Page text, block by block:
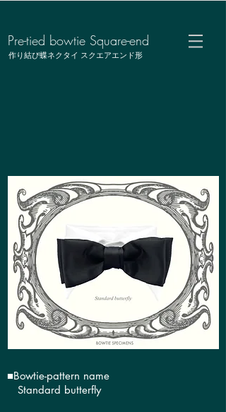
Pre-tied bowtie Square-end
作り結び蝶ネクタイ スクエアエンド形
■Bowtie-pattern name
Standard butterfly